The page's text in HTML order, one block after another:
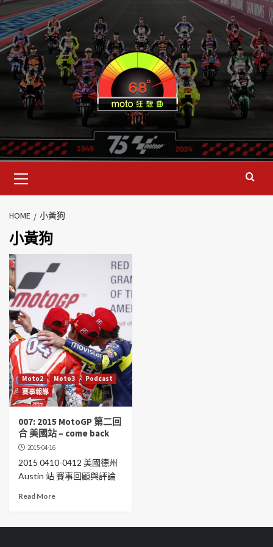
HOME 小黃狗
小黃狗
Moto2 Moto3
Podcast
賽事報導
007: 2015 MotoGP 第二回
合 美國站 – come back
2015-04-16
2015 0410-0412 美國德州
Austin 站 賽事回顧與評論
Read More